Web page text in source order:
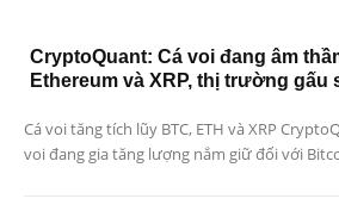
CryptoQuant: Cá voi đang âm
Ethereum và XRP, thị trường gấu
Cá voi tăng tích lũy BTC, ETH và XRP
voi đang gia tăng lượng nắm giữ đối với